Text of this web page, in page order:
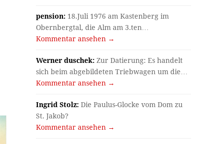
pension: 18.Juli 1976 am Kastenberg im
Obernbergtal, die Alm am 3.ten…
Kommentar ansehen →
Werner duschek: Zur Datierung: Es handelt
sich beim abgebildeten Triebwagen um die…
Kommentar ansehen →
Ingrid Stolz: Die Paulus-Glocke vom Dom zu
St. Jakob?
Kommentar ansehen →